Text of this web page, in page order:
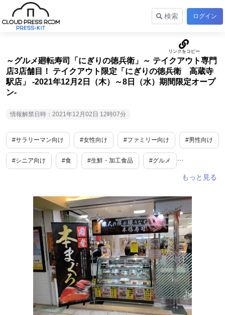
検索 ログイン
～グルメ廻転寿司「にぎりの徳兵衛」～ テイクアウト専門
店3店舗目！ テイクアウト限定「にぎりの徳兵衛 高蔵寺
駅店」 -2021年12月2日（木）～8日（水）期間限定オープ
ン-
情報解禁日時：2021年12月02日 12時07分
#サラリーマン向け #女性向け #ファミリー向け #男性向け
#シニア向け #食 #生鮮・加工食品 #グルメ
#期間限定
#業界で人気 #ステイホーム #新商品・サービス
#冬 #愛知